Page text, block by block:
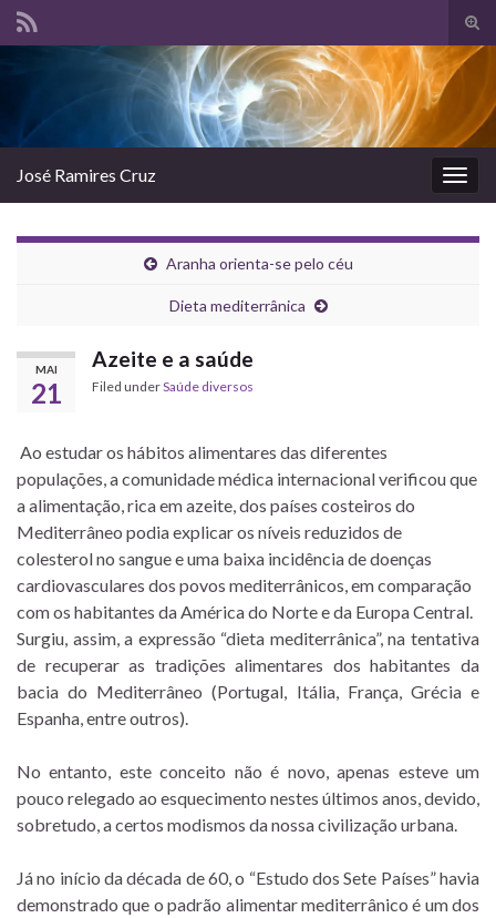
Search for:
José Ramires Cruz
Aranha orienta-se pelo céu
Dieta mediterrânica
MAI
21
Azeite e a saúde
Filed underSaúde diversos
Ao estudar os hábitos alimentares das diferentes
populações, a comunidade médica internacional verificou que
a alimentação, rica em azeite, dos países costeiros do
Mediterrâneo podia explicar os níveis reduzidos de
colesterol no sangue e uma baixa incidência de doenças
cardiovasculares dos povos mediterrânicos, em comparação
com os habitantes da América do Norte e da Europa Central.
Surgiu, assim, a expressão “dieta mediterrânica”, na tentativa
de recuperar as tradições alimentares dos habitantes da
bacia do Mediterrâneo (Portugal, Itália, França, Grécia e
Espanha, entre outros).
No entanto, este conceito não é novo, apenas esteve um
pouco relegado ao esquecimento nestes últimos anos, devido,
sobretudo, a certos modismos da nossa civilização urbana.
Já no início da década de 60, o “Estudo dos Sete Países” havia
demonstrado que o padrão alimentar mediterrânico é um dos